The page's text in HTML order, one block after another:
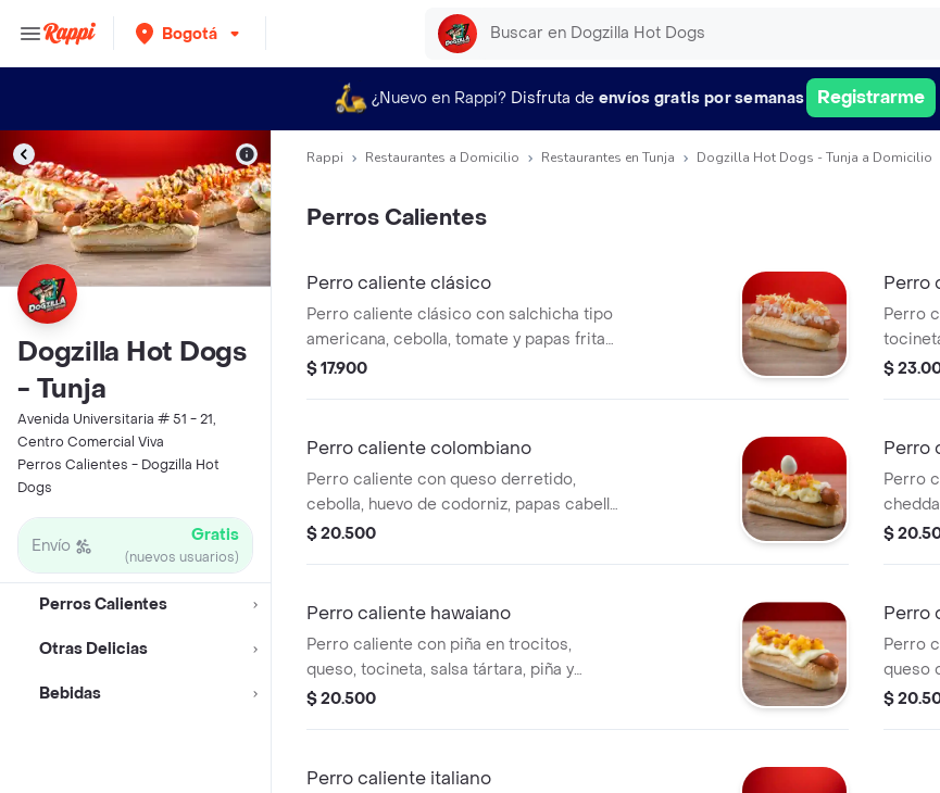
Bogotá
¿Nuevo en Rappi? Disfruta de envíos gratis por semanas Registrarme
Dogzilla Hot Dogs
- Tunja
Avenida Universitaria # 51 - 21,
Centro Comercial Viva
Perros Calientes - Dogzilla Hot
Dogs
Envío Gratis
(nuevos usuarios)
Perros Calientes
Otras Delicias
Bebidas
Rappi Restaurantes a Domicilio Restaurantes en Tunja Dogzilla Hot Dogs - Tunja a Domicilio
Perros Calientes
Perro caliente clásico
Perro caliente clásico con salchicha tipo
americana, cebolla, tomate y papas fritas
en pan de ajonjolí. Personalízalo con tus
$ 17.900
Perro
Perro
en
$
Perro caliente colombiano
Perro caliente con queso derretido,
cebolla, huevo de codorniz, papas cabello
de ángel y salsa a elegir.
$ 20.500
Perro
Perro
$
Perro caliente hawaiano
Perro caliente con piña en trocitos,
queso, tocineta, salsa tártara, piña y
mayonesa.
$ 20.500
Perro
Perro
queso
papas
$
Perro caliente italiano